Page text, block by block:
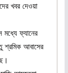
খবর দেওয়া
মধ্যে ফ্যানের
শ্রমিক আবাসের